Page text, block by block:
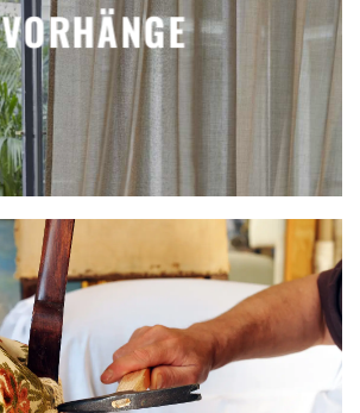
VORHÄNGE